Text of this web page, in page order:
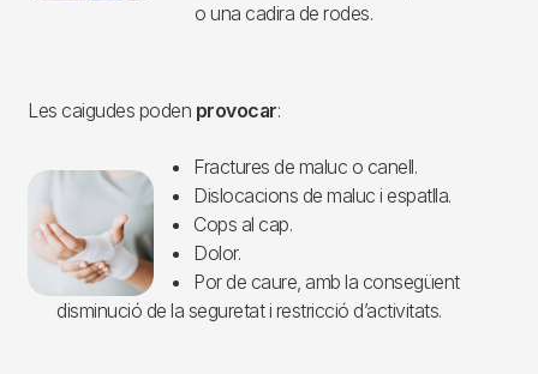
o una cadira de rodes.
Les caigudes poden provocar:
Imagen
Fractures de maluc o canell.
Dislocacions de maluc i espatlla.
Cops al cap.
Dolor.
Por de caure, amb la consegüent
disminució de la seguretat i restricció d’activitats.